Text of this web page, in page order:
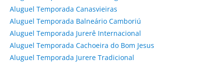
Aluguel Temporada Canasvieiras
Aluguel Temporada Balneário Camboriú
Aluguel Temporada Jurerê Internacional
Aluguel Temporada Cachoeira do Bom Jesus
Aluguel Temporada Jurere Tradicional